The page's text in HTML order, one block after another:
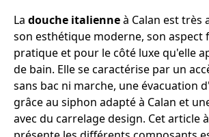
La douche italienneà Calan est très
son esthétique moderne, son aspect
pratique et pour le côté luxe qu'elle
de bain. Elle se caractérise par un
sans bac ni marche, une évacuation
grâce au siphon adapté à Calan et
avec du carrelage design. Cet article